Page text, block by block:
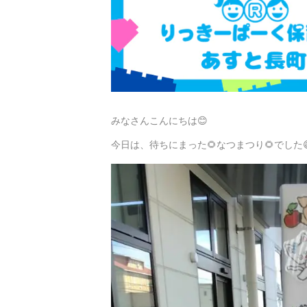
みなさんこんにちは😊
今日は、待ちにまった🌻なつまつり🌻でした